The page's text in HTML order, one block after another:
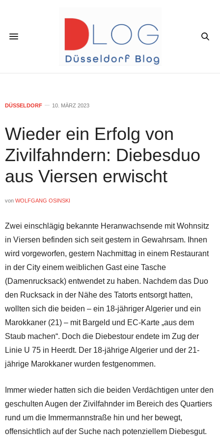
DÜSSELDORF 10. MÄRZ 2023
Wieder ein Erfolg von
Zivilfahndern: Diebesduo
aus Viersen erwischt
von WOLFGANG OSINSKI
Zwei einschlägig bekannte Heranwachsende mit Wohnsitz
in Viersen befinden sich seit gestern in Gewahrsam. Ihnen
wird vorgeworfen, gestern Nachmittag in einem Restaurant
in der City einem weiblichen Gast eine Tasche
(Damenrucksack) entwendet zu haben. Nachdem das Duo
den Rucksack in der Nähe des Tatorts entsorgt hatten,
wollten sich die beiden – ein 18-jähriger Algerier und ein
Marokkaner (21) – mit Bargeld und EC-Karte „aus dem
Staub machen“. Doch die Diebestour endete im Zug der
Linie U 75 in Heerdt. Der 18-jährige Algerier und der 21-
jährige Marokkaner wurden festgenommen.
Immer wieder hatten sich die beiden Verdächtigen unter den
geschulten Augen der Zivilfahnder im Bereich des Quartiers
rund um die Immermannstraße hin und her bewegt,
offensichtlich auf der Suche nach potenziellem Diebesgut.